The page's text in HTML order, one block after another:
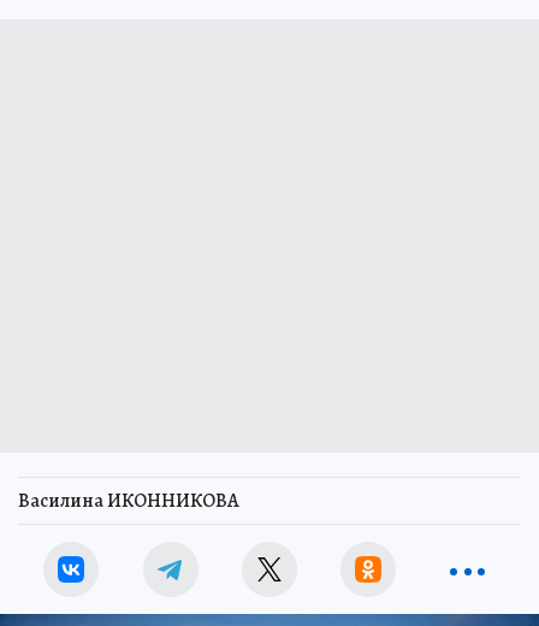
Василина ИКОННИКОВА